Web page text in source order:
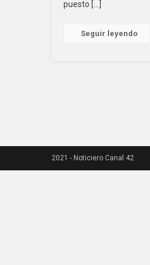
puesto […]
Seguir leyendo
2021 - Noticiero Canal 42